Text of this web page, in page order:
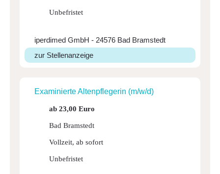
Unbefristet
iperdimed GmbH - 24576 Bad Bramstedt
zur Stellenanzeige
Exami­nierte Alten­pfle­gerin (m/w/d)
ab 23,00 Euro
Bad Bramstedt
Vollzeit, ab sofort
Unbefristet